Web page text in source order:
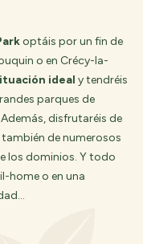
optáis por un fin de
o en Crécy-la-
ideal y tendréis
parques de
disfrutaréis de
de numerosos
los dominios. Y todo
home o en una